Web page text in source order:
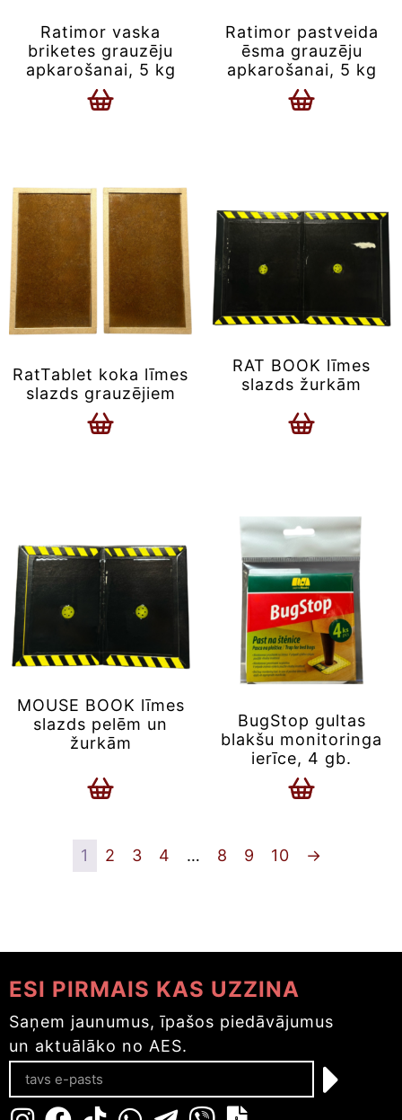
Ratimor vaska
briketes grauzēju
apkarošanai, 5 kg
Ratimor pastveida
ēsma grauzēju
apkarošanai, 5 kg
RatTablet koka līmes
slazds grauzējiem
RAT BOOK līmes
slazds žurkām
MOUSE BOOK līmes
slazds pelēm un
žurkām
BugStop gultas
blakšu monitoringa
ierīce, 4 gb.
1 2 3 4 … 8 9 10 →
ESI PIRMAIS KAS UZZINA
Saņem jaunumus, īpašos piedāvājumus
un aktuālāko no AES.